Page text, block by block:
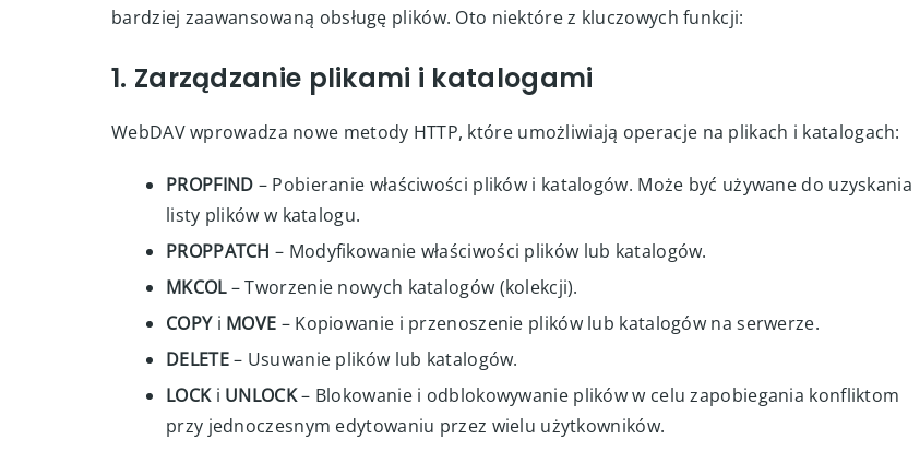
bardziej zaawansowaną obsługę plików. Oto niektóre z kluczowych funkcji:
1. Zarządzanie plikami i katalogami
WebDAV wprowadza nowe metody HTTP, które umożliwiają operacje na plikach i katalogach:
PROPFIND – Pobieranie właściwości plików i katalogów. Może być używane do uzyskania
listy plików w katalogu.
PROPPATCH – Modyfikowanie właściwości plików lub katalogów.
MKCOL– Tworzenie nowych katalogów (kolekcji).
COPYi MOVE – Kopiowanie i przenoszenie plików lub katalogów na serwerze.
DELETE– Usuwanie plików lub katalogów.
LOCKi UNLOCK– Blokowanie i odblokowywanie plików w celu zapobiegania konfliktom
przy jednoczesnym edytowaniu przez wielu użytkowników.